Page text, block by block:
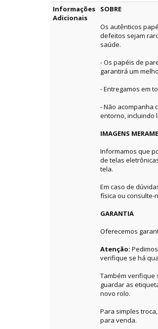
Informações
Adicionais
SOBRE
Os autênticos
defeitos sejam
saúde.
- Os papéis de
garantirá um
- Entregamos em
- Não acompanha
entorno, incluindo
IMAGENS
Informamos que
de telas
tela.
Em caso de
física ou consulte-
GARANTIA
Oferecemos
Atenção:
verifique se há
Também verifique
guardar as
novo rolo.
Para simples
para venda.